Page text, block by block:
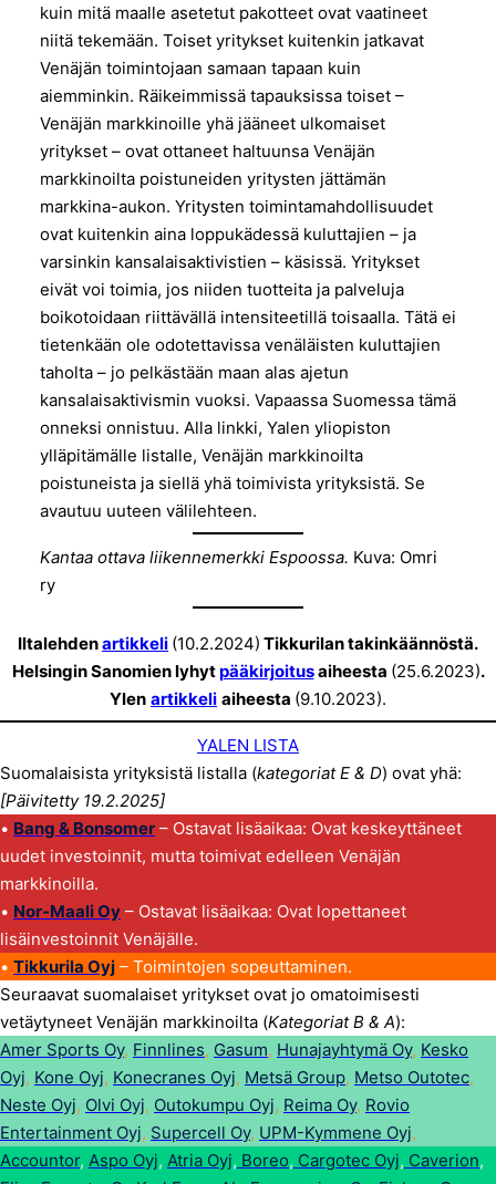
kuin mitä maalle asetetut pakotteet ovat vaatineet
niitä tekemään. Toiset yritykset kuitenkin jatkavat
Venäjän toimintojaan samaan tapaan kuin
aiemminkin. Räikeimmissä tapauksissa toiset –
Venäjän markkinoille yhä jääneet ulkomaiset
yritykset – ovat ottaneet haltuunsa Venäjän
markkinoilta poistuneiden yritysten jättämän
markkina-aukon. Yritysten toimintamahdollisuudet
ovat kuitenkin aina loppukädessä kuluttajien – ja
varsinkin kansalaisaktivistien – käsissä. Yritykset
eivät voi toimia, jos niiden tuotteita ja palveluja
boikotoidaan riittävällä intensiteetillä toisaalla. Tätä ei
tietenkään ole odotettavissa venäläisten kuluttajien
taholta – jo pelkästään maan alas ajetun
kansalaisaktivismin vuoksi. Vapaassa Suomessa tämä
onneksi onnistuu. Alla linkki, Yalen yliopiston
ylläpitämälle listalle, Venäjän markkinoilta
poistuneista ja siellä yhä toimivista yrityksistä. Se
avautuu uuteen välilehteen.
Kantaa ottava liikennemerkki Espoossa. Kuva: Omri
ry
Iltalehdenartikkeli (10.2.2024) Tikkurilan takinkäännöstä.
Helsingin Sanomien lyhytpääkirjoitusaiheesta (25.6.2023).
Ylen artikkeli aiheesta (9.10.2023).
YALEN LISTA
Suomalaisista yrityksistä listalla (kategoriat E & D) ovat yhä:
[Päivitetty 19.2.2025]
• Bang & Bonsomer – Ostavat lisäaikaa: Ovat keskeyttäneet
uudet investoinnit, mutta toimivat edelleen Venäjän
markkinoilla.
• Nor-Maali Oy – Ostavat lisäaikaa: Ovat lopettaneet
lisäinvestoinnit Venäjälle.
• Tikkurila Oyj – Toimintojen sopeuttaminen.
Seuraavat suomalaiset yritykset ovat jo omatoimisesti
vetäytyneet Venäjän markkinoilta (Kategoriat B & A):
Amer Sports Oy, Finnlines, Gasum, Hunajayhtymä Oy, Kesko
Oyj, Kone Oyj, Konecranes Oyj, Metsä Group, Metso Outotec,
Neste Oyj, Olvi Oyj, Outokumpu Oyj, Reima Oy, Rovio
Entertainment Oyj, Supercell Oy, UPM-Kymmene Oyj,
Accountor, Aspo Oyj, Atria Oyj, Boreo, Cargotec Oyj, Caverion,